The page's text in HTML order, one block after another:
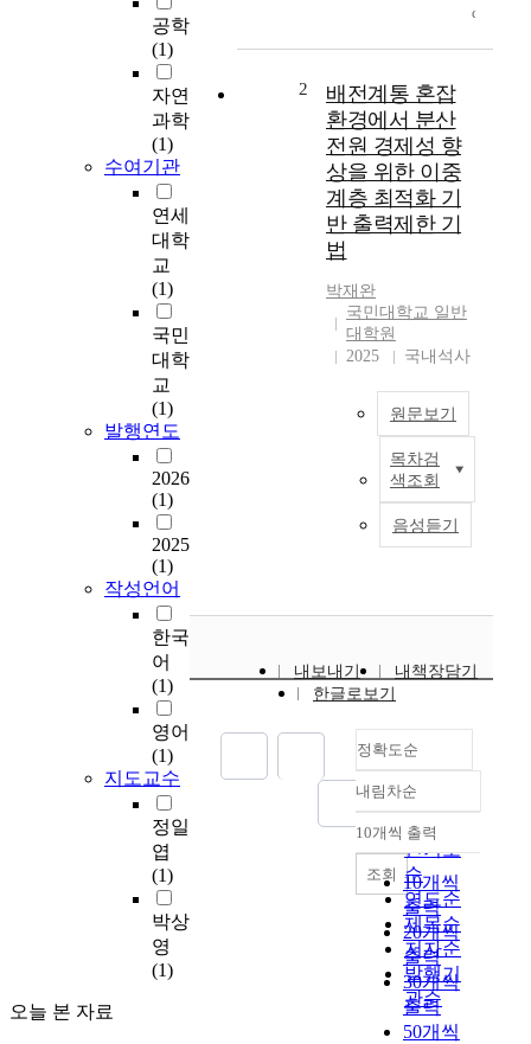
공학
(1)
자연
과학
(1)
수여기관
연세
대학
교
(1)
국민
대학
교
(1)
발행연도
2026
(1)
2025
(1)
작성언어
한국
어
(1)
영어
(1)
지도교수
정일
엽
(1)
박상
영
(1)
오늘 본 자료
d
s
l
f
e
2
배전계통 혼잡
환경에서 분산
전원 경제성 향
상을 위한 이중
계층 최적화 기
반 출력제한 기
법
박재완
국민대학교 일반
대학원
2025
국내석사
원문보기
목차검
색조회
음성듣기
e
e
내보내기
내책장담기
한글로보기
정확도순
정확도
순
인기도
순
연도순
제목순
저자순
발행기
관순
내림차순
내림차순
10개씩 출력
10개씩
출력
20개씩
출력
30개씩
출력
50개씩
조회